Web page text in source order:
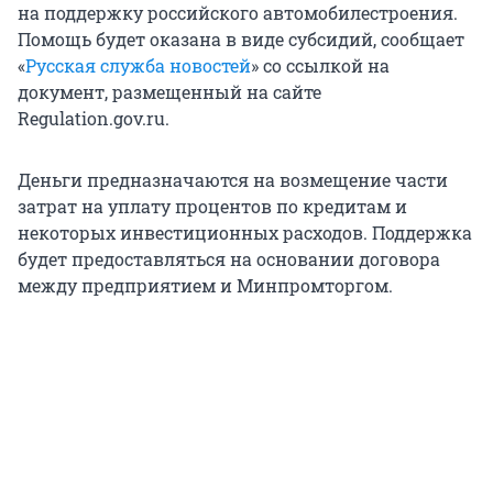
на поддержку российского автомобилестроения.
Помощь будет оказана в виде субсидий, сообщает
«Русская служба новостей» со ссылкой на
документ, размещенный на сайте
Regulation.gov.ru.
Деньги предназначаются на возмещение части
затрат на уплату процентов по кредитам и
некоторых инвестиционных расходов. Поддержка
будет предоставляться на основании договора
между предприятием и Минпромторгом.